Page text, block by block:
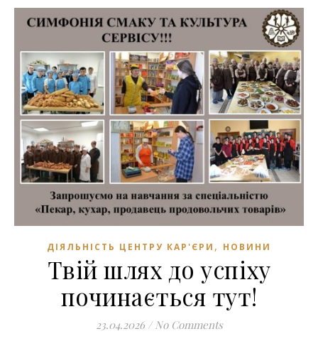
ДІЯЛЬНІСТЬ ЦЕНТРУ КАР'ЄРИ , НОВИНИ
Твій шлях до успіху
починається тут!
23.04.2026 / No Comments